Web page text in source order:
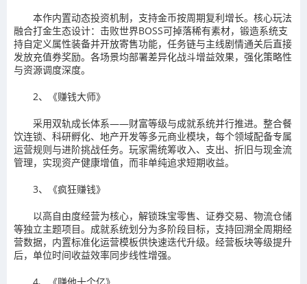
本作内置动态投资机制，支持金币按周期复利增长。核心玩法
融合打金生态设计：击败世界BOSS可掉落稀有素材，锻造系统支
持自定义属性装备并开放寄售功能，任务链与主线剧情通关后直接
发放充值券奖励。各场景均部署差异化战斗增益效果，强化策略性
与资源调度深度。
2、《赚钱大师》
采用双轨成长体系——财富等级与成就系统并行推进。整合餐
饮连锁、科研孵化、地产开发等多元商业模块，每个领域配备专属
运营规则与进阶挑战任务。玩家需统筹收入、支出、折旧与现金流
管理，实现资产健康增值，而非单纯追求短期收益。
3、《疯狂赚钱》
以高自由度经营为核心，解锁珠宝零售、证券交易、物流仓储
等独立主题项目。成就系统划分为多阶段目标，支持回溯全周期经
营数据，内置标准化运营模板供快速迭代升级。经营板块等级提升
后，单位时间收益效率同步线性增强。